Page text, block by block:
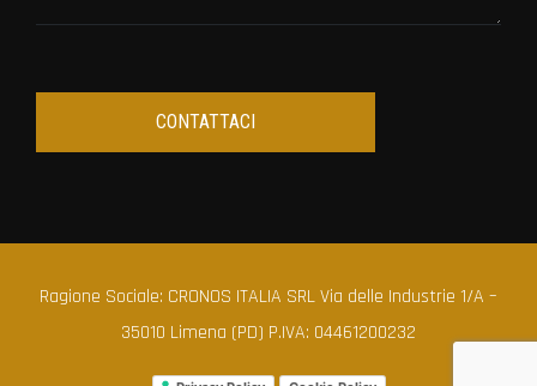
Ragione Sociale: CRONOS ITALIA SRL Via delle Industrie 1/A –
35010 Limena (PD) P.IVA: 04461200232